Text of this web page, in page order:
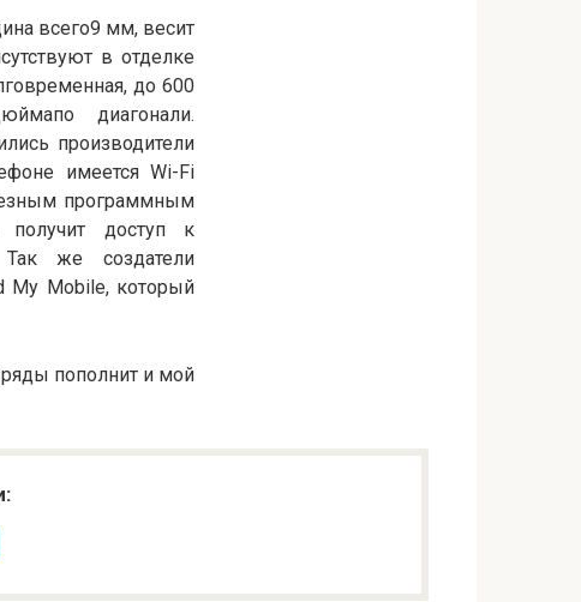
всего9 мм, весит
в отделке
до 600
диагонали.
производители
имеется Wi-Fi
программным
получит доступ к
Так же создатели
My Mobile, который
пополнит и мой